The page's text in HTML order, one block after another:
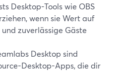
Desktop-Tools wie OBS
wenn sie Wert auf
zuverlässige Gäste
Desktop sind
Desktop-Apps, die dir